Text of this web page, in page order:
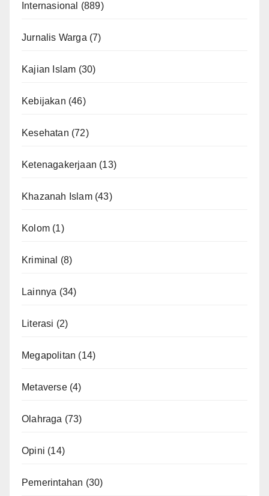
Internasional (889)
Jurnalis Warga (7)
Kajian Islam (30)
Kebijakan (46)
Kesehatan (72)
Ketenagakerjaan (13)
Khazanah Islam(43)
Kolom (1)
Kriminal (8)
Lainnya (34)
Literasi (2)
Megapolitan (14)
Metaverse(4)
Olahraga (73)
Opini (14)
Pemerintahan (30)